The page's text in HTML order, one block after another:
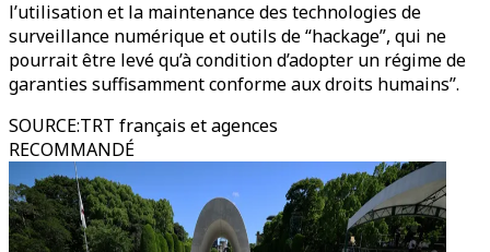
l’utilisation et la maintenance des technologies de
surveillance numérique et outils de “hackage”, qui ne
pourrait être levé qu’à condition d’adopter un régime de
garanties suffisamment conforme aux droits humains’’.
SOURCE:TRT français et agences
RECOMMANDÉ